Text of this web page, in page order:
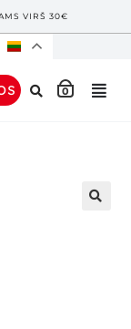
VIRŠ 30€
0